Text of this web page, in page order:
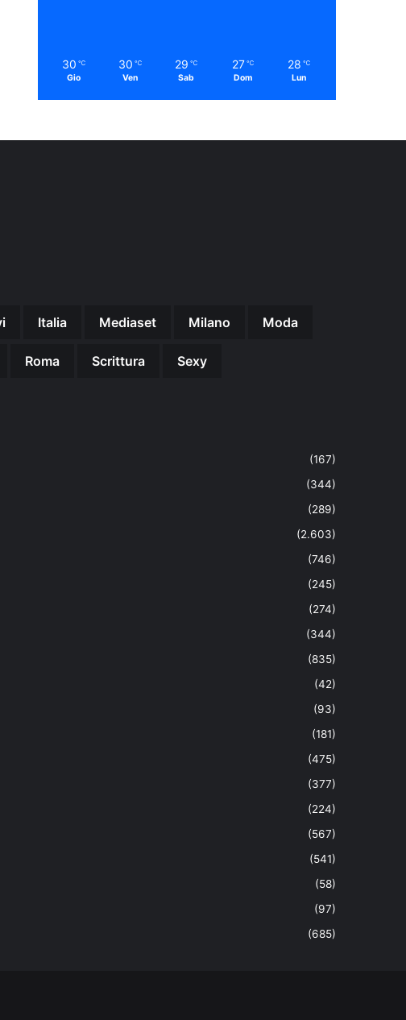
30 ℃
Gio
30 ℃
Ven
29 ℃
Sab
27 ℃
Dom
28 ℃
Lun
Italia Mediaset Milano Moda
Roma Scrittura Sexy
(167)
(344)
(289)
(2.603)
(746)
(245)
(274)
(344)
(835)
(42)
(93)
(181)
(475)
(377)
(224)
(567)
(541)
(58)
(97)
(685)